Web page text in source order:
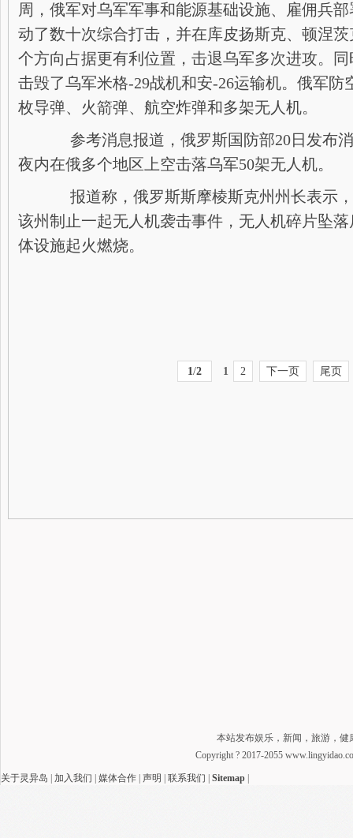
周，俄军对乌军军事和能源基础设施、雇佣兵
动了数十次综合打击，并在库皮扬斯克、顿涅
个方向占据更有利位置，击退乌军多次进攻。
击毁了乌军米格-29战机和安-26运输机。俄军防
枚导弹、火箭弹、航空炸弹和多架无人机。
参考消息报道，俄罗斯国防部20日发布
夜内在俄多个地区上空击落乌军50架无人机。
报道称，俄罗斯斯摩棱斯克州州长表示，
该州制止一起无人机袭击事件，无人机碎片坠
体设施起火燃烧。
1/2 1 2 下一页 尾页
本站发布娱乐，新闻，旅游，
Copyright ? 2017-2055
关于灵异岛 加入我们 媒体合作 声明 联系我们 Sitemap